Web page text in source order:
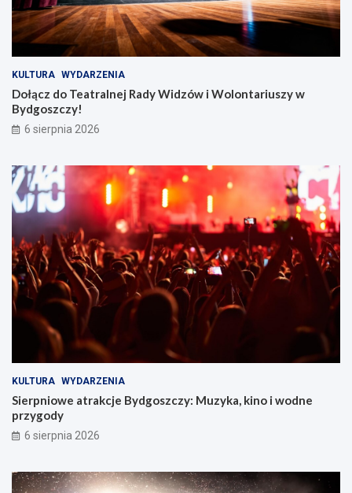
KULTURA WYDARZENIA
Dołącz do Teatralnej Rady Widzów i Wolontariuszy w
Bydgoszczy!
6 sierpnia 2026
KULTURA WYDARZENIA
Sierpniowe atrakcje Bydgoszczy: Muzyka, kino i wodne
przygody
6 sierpnia 2026